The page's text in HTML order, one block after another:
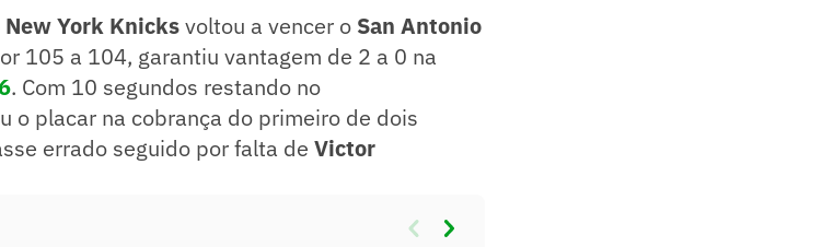
New York Knicksvoltou a vencer o San Antonio
105 a 104, garantiu vantagem de 2 a 0 na
. Com 10 segundos restando no
o placar na cobrança do primeiro de dois
errado seguido por falta de Victor